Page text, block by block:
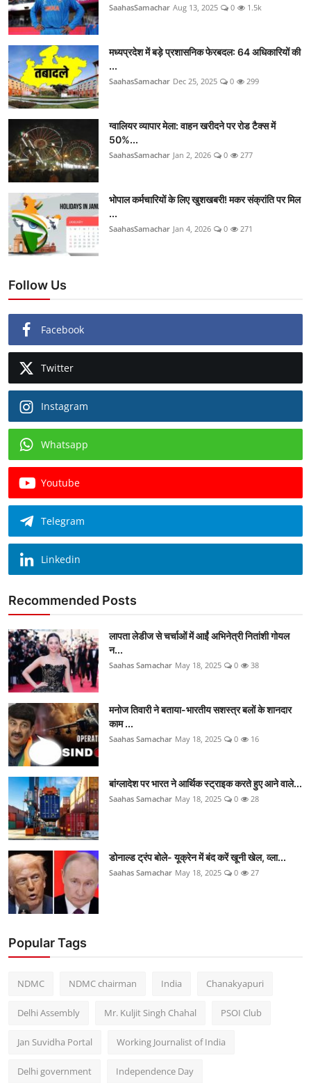
SaahasSamachar Aug 13, 2025 0 1.5k
मध्यप्रदेश में बड़े प्रशासनिक फेरबदल: 64 अधिकारियों की
...
SaahasSamachar Dec 25, 2025 0 299
ग्वालियर व्यापार मेला: वाहन खरीदने पर रोड टैक्स में
50%...
SaahasSamachar Jan 2, 2026 0 277
भोपाल कर्मचारियों के लिए खुशखबरी! मकर संक्रांति पर मिल
...
SaahasSamachar Jan 4, 2026 0 271
Follow Us
Facebook
Twitter
Instagram
Whatsapp
Youtube
Telegram
Linkedin
Recommended Posts
लापता लेडीज से चर्चाओं में आईं अभिनेत्री नितांशी गोयल
न...
Saahas Samachar May 18, 2025 0 38
मनोज तिवारी ने बताया-भारतीय सशस्त्र बलों के शानदार
काम ...
Saahas Samachar May 18, 2025 0 16
बांग्लादेश पर भारत ने आर्थिक स्ट्राइक करते हुए आने वाले...
Saahas Samachar May 18, 2025 0 28
डोनाल्ड ट्रंप बोले- यूक्रेन में बंद करें खूनी खेल, व्ला...
Saahas Samachar May 18, 2025 0 27
Popular Tags
NDMC NDMC chairman India Chanakyapuri
Delhi Assembly Mr. Kuljit Singh Chahal PSOI Club
Jan Suvidha Portal Working Journalist of India
Delhi government Independence Day